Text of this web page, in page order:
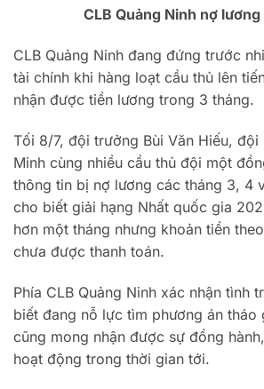
CLB Quảng Ninh nợ
CLB Quảng Ninh đang đứng trước
tài chính khi hàng loạt cầu thủ lên
nhận được tiền lương trong 3 tháng.
Tối 8/7, đội trưởng Bùi Văn Hiếu,
Minh cùng nhiều cầu thủ đội một
thông tin bị nợ lương các tháng 3, 4
cho biết giải hạng Nhất quốc gia
hơn một tháng nhưng khoản tiền
chưa được thanh toán.
Phía CLB Quảng Ninh xác nhận tình
biết đang nỗ lực tìm phương án
cũng mong nhận được sự đồng
hoạt động trong thời gian tới.